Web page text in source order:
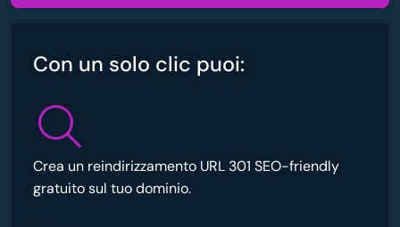
Con un solo clic puoi:
Crea un reindirizzamento URL 301 SEO-friendly
gratuito sul tuo dominio.